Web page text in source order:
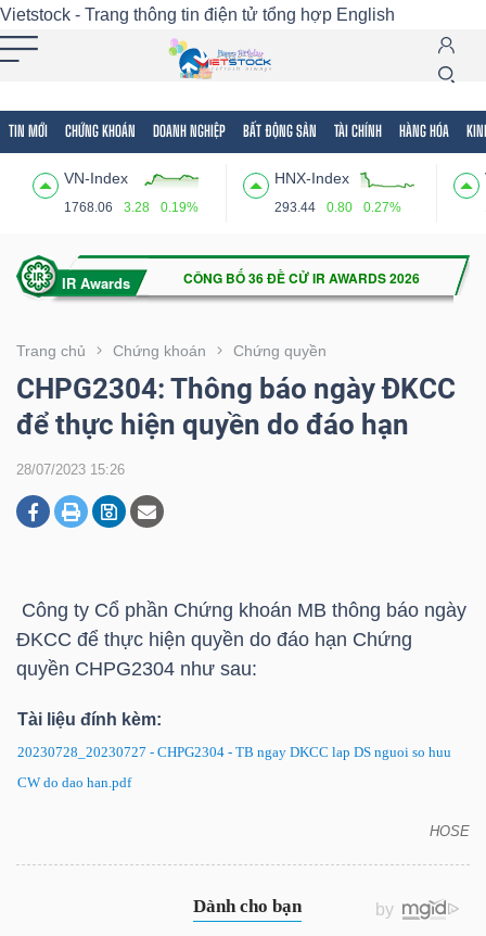
Vietstock - Trang thông tin điện tử tổng hợp English
TIN MỚI CHỨNG KHOÁN DOANH NGHIỆP BẤT ĐỘNG SẢN TÀI CHÍNH HÀNG HÓA
VN-Index
1768.06 3.28 0.19%
HNX-Index
293.44 0.80 0.27%
Trang chủ Chứng khoán Chứng quyền
CHPG2304: Thông báo ngày ĐKCC
để thực hiện quyền do đáo hạn
28/07/2023 15:26
Công ty Cổ phần Chứng khoán MB thông báo ngày
ĐKCC để thực hiện quyền do đáo hạn Chứng
quyền CHPG2304 như sau:
Tài liệu đính kèm:
20230728_20230727 - CHPG2304 - TB ngay DKCC lap DS nguoi so huu
CW do dao han.pdf
HOSE
Tất cả Tính năng Ngành Mã chứng khoán
Tính
(-)
VIETSTOCK
CHỨNG
ĐỘNG
SẢN